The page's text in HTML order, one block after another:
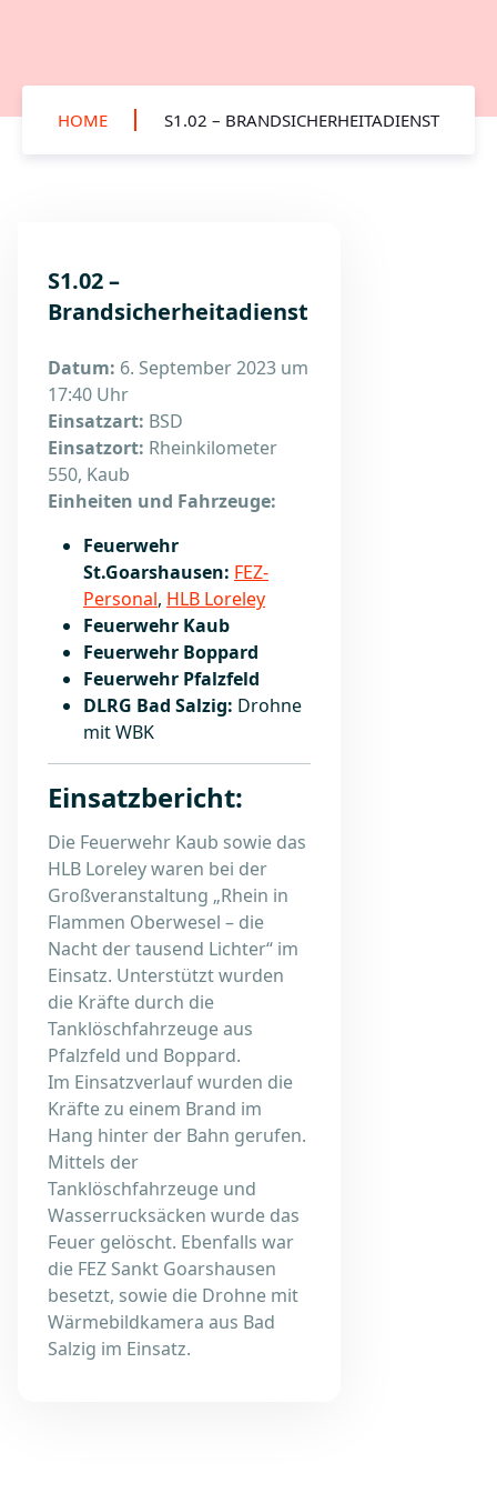
HOME S1.02 – BRANDSICHERHEITADIENST
S1.02 –
Brandsicherheitadienst
Datum: 6. September 2023 um
17:40 Uhr
Einsatzart: BSD
Einsatzort: Rheinkilometer
550, Kaub
Einheiten und Fahrzeuge:
Feuerwehr
St.Goarshausen: FEZ-
Personal, HLB Loreley
Feuerwehr Kaub
Feuerwehr Boppard
Feuerwehr Pfalzfeld
DLRG Bad Salzig: Drohne
mit WBK
Einsatzbericht:
Die Feuerwehr Kaub sowie das
HLB Loreley waren bei der
Großveranstaltung „Rhein in
Flammen Oberwesel – die
Nacht der tausend Lichter“ im
Einsatz. Unterstützt wurden
die Kräfte durch die
Tanklöschfahrzeuge aus
Pfalzfeld und Boppard.
Im Einsatzverlauf wurden die
Kräfte zu einem Brand im
Hang hinter der Bahn gerufen.
Mittels der
Tanklöschfahrzeuge und
Wasserrucksäcken wurde das
Feuer gelöscht. Ebenfalls war
die FEZ Sankt Goarshausen
besetzt, sowie die Drohne mit
Wärmebildkamera aus Bad
Salzig im Einsatz.